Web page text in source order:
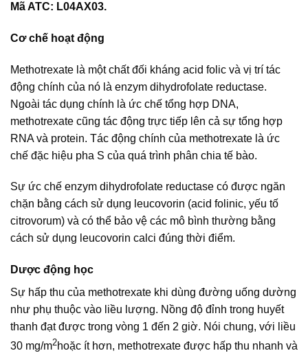
Mã ATC: L04AX03.
Cơ chế hoạt động
Methotrexate là một chất đối kháng acid folic và vị trí tác
động chính của nó là enzym dihydrofolate reductase.
Ngoài tác dụng chính là ức chế tổng hợp DNA,
methotrexate cũng tác động trực tiếp lên cả sự tổng hợp
RNA và protein. Tác động chính của methotrexate là ức
chế đặc hiệu pha S của quá trình phân chia tế bào.
Sự ức chế enzym dihydrofolate reductase có được ngăn
chặn bằng cách sử dụng leucovorin (acid folinic, yếu tố
citrovorum) và có thể bảo vệ các mô bình thường bằng
cách sử dụng leucovorin calci đúng thời điểm.
Dược động học
Sự hấp thu của methotrexate khi dùng đường uống dường
như phụ thuộc vào liều lượng. Nồng độ đỉnh trong huyết
thanh đạt được trong vòng 1 đến 2 giờ. Nói chung, với liều
30 mg/m2hoặc ít hơn, methotrexate được hấp thu nhanh và